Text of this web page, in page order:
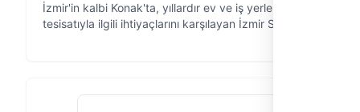
İzmir'in kalbi Konak'ta, yıllardır ev ve iş yerlerinin su
tesisatıyla ilgili ihtiyaçlarını karşılayan İzmir Su